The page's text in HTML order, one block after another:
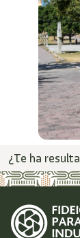
¿Te ha